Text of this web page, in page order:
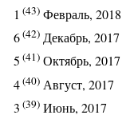
1 (43) Февраль, 2018
6(42) Декабрь, 2017
5 (41) Октябрь, 2017
4(40) Август, 2017
3 (39) Июнь, 2017